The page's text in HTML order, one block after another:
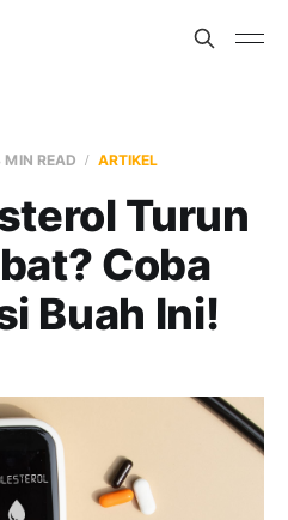
MIN READ ARTIKEL
Turun
Coba
Buah Ini!